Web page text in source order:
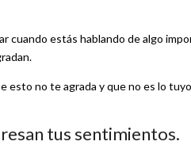
cuando estás hablando de algo
esto no te agrada y que no es lo
tus sentimientos.